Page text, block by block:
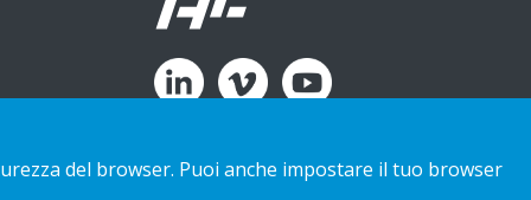
del browser. Puoi anche impostare il tuo browser